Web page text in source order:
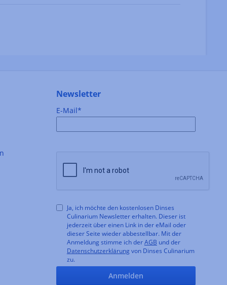
Newsletter
E-Mail*
Ja, ich möchte den kostenlosen Dinses
Culinarium Newsletter erhalten. Dieser ist
jederzeit über einen Link in der eMail oder
dieser Seite wieder abbestellbar. Mit der
Anmeldung stimme ich derAGB und der
Datenschutzerklärung von Dinses Culinarium
zu.
Anmelden